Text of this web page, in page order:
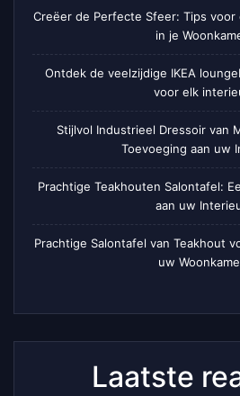
Creëer de Perfecte Sfeer: Tips
in je
Ontdek de veelzijdige IKEA
voor elk
Stijlvol Industrieel Dressoir van
Toevoeging aan uw
Prachtige Teakhouten Salontafel:
aan uw
Prachtige Salontafel van Teakhout
uw
Laatste